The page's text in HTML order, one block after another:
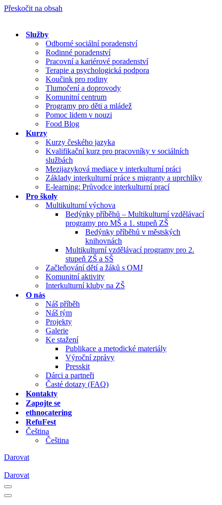
Přeskočit na obsah
Služby
Odborné sociální poradenství
Rodinné poradenství
Pracovní a kariérové poradenství
Terapie a psychologická podpora
Koučink pro rodiny
Tlumočení a doprovody
Komunitní centrum
Programy pro děti a mládež
Pomoc lidem v nouzi
Food Blog
Kurzy
Kurzy českého jazyka
Kvalifikační kurz pro pracovníky v sociálních
službách
Mezijazyková mediace v interkulturní práci
Základy interkulturní práce s migranty a uprchlíky
E-learning: Průvodce interkulturní prací
Pro školy
Multikulturní výchova
Bedýnky příběhů – Multikulturní vzdělávací
programy pro MŠ a 1. stupeň ZŠ
Bedýnky příběhů v městských
knihovnách
Multikulturní vzdělávací programy pro 2.
stupeň ZŠ a SŠ
Začleňování dětí a žáků s OMJ
Komunitní aktivity
Interkulturní kluby na ZŠ
O nás
Náš příběh
Náš tým
Projekty
Galerie
Ke stažení
Publikace a metodické materiály
Výroční zprávy
Presskit
Dárci a partneři
Časté dotazy (FAQ)
Kontakty
Zapojte se
ethnocatering
RefuFest
Čeština
Čeština
Darovat
Darovat
Navigační
menu
Navigační